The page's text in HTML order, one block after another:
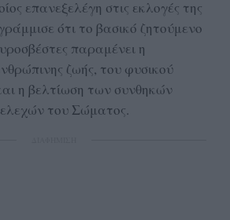
επανεξελέγη στις εκλογές της
ότι το βασικό ζητούμενο
παραμένει η
ζωής, του φυσικού
η βελτίωση των συνθηκών
του Σώματος.